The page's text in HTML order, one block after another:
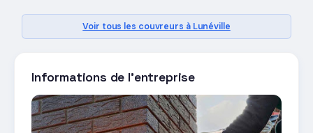
Voir tous les couvreurs à Lunéville
Informations de l'entreprise